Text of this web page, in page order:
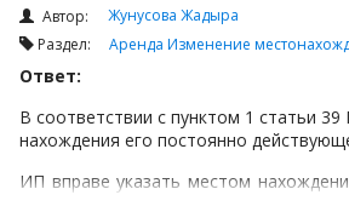
Автор: Жунусова Жадыра
Раздел: Аренда Изменение
Ответ:
В соответствии с пунктом 1 статьи
нахождения его постоянно
ИП вправе указать местом